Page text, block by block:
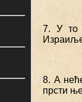
7. У то
8. А
прсти